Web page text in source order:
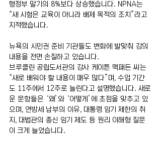
행정부 말기의 8%보다 상승했습니다. NPNA는
“새 시험은 교육이 아니라 배제 목적의 조치”라고
지적했습니다.
뉴욕의 시민권 준비 기관들도 변화에 발맞춰 강의
내용을 전면 손질하고 있습니다.
브루클린 공립도서관의 강사 케이튼 맥패든 씨는
“새로 배워야 할 내용이 매우 많다”며, 수업 기간
도 11주에서 12주로 늘린다고 설명했습니다. 새로
운 문항들은 ‘왜’와 ‘어떻게’에 초점을 맞추고 있
으며, 연방세 납부의 이유, 대통령 임기 제한의 취
지, 대법관의 종신 임기 제도 등 원리 이해형 질문
이 크게 늘었습니다.